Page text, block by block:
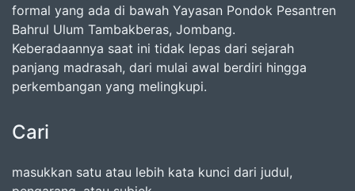
formal yang ada di bawah Yayasan Pondok Pesantren
Bahrul Ulum Tambakberas, Jombang.
Keberadaannya saat ini tidak lepas dari sejarah
panjang madrasah, dari mulai awal berdiri hingga
perkembangan yang melingkupi.
Cari
masukkan satu atau lebih kata kunci dari judul,